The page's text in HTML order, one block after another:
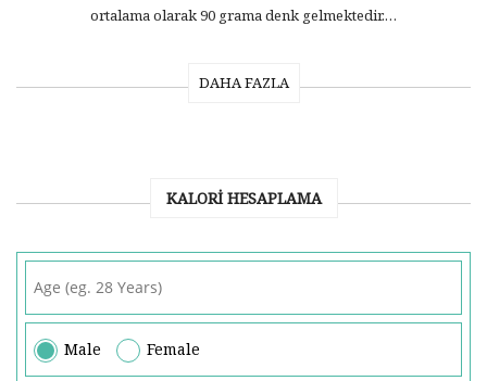
ortalama olarak 90 grama denk gelmektedir.…
DAHA FAZLA
KALORI HESAPLAMA
Male Female